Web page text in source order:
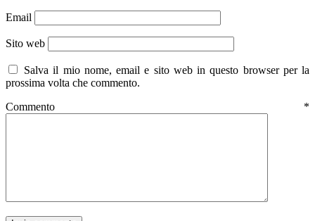
Email
Sito web
Salva il mio nome, email e sito web in questo browser per la
prossima volta che commento.
Commento *